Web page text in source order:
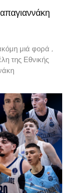
μιά φορά ,
της Εθνικής